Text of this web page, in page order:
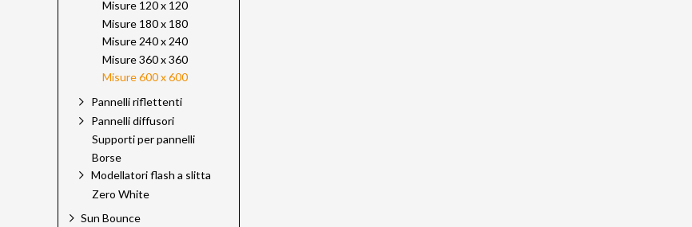
Misure 120 x 120
Misure 180 x 180
Misure 240 x 240
Misure 360 x 360
Misure 600 x 600
Pannelli riflettenti
Pannelli diffusori
Supporti per pannelli
Borse
Modellatori flash a slitta
Zero White
Sun Bounce